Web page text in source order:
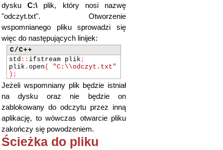
dyskuC:\ plik, który nosi nazwę
"odczyt.txt". Otworzenie
wspomnianego pliku sprowadzi się
więc do następujących linijek:
C/C++
std :: ifstream plik ;
plik . open (
"C:\\odczyt.txt"
) ;
Jeżeli wspomniany plik będzie istniał
na dysku oraz nie będzie on
zablokowany do odczytu przez inną
aplikację, to wówczas otwarcie pliku
zakończy się powodzeniem.
Ścieżka do pliku